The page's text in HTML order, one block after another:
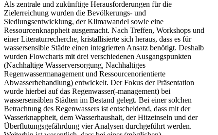
Als zentrale und zukünftige Herausforderungen für die
Zielerreichung wurden die Bevölkerungs- und
Siedlungsentwicklung, der Klimawandel sowie eine
Ressourcenknappheit ausgemacht. Nach Treffen, Workshops und
einer Literaturrecherche, kristallisierte sich heraus, dass es für
wassersensible Städte einen integrierten Ansatz benötigt. Deshalb
wurden Flowcharts mit drei verschiedenen Ausgangspunkten
(Nachhaltige Wasserversorgung, Nachhaltiges
Regenwassermanagement und Ressourcenorientierte
Abwasserbehandlung) entwickelt. Der Fokus der Präsentation
wurde hierbei auf das Regenwasser(-management) bei
wassersensiblen Städten im Bestand gelegt. Bei einer solchen
Betrachtung des Regenwassers ist entscheidend, dass mit der
Wasserknappheit, dem Wasserhaushalt, der Hitzeinseln und der
Überflutungsgefährdung vier Analysen durchgeführt werden.